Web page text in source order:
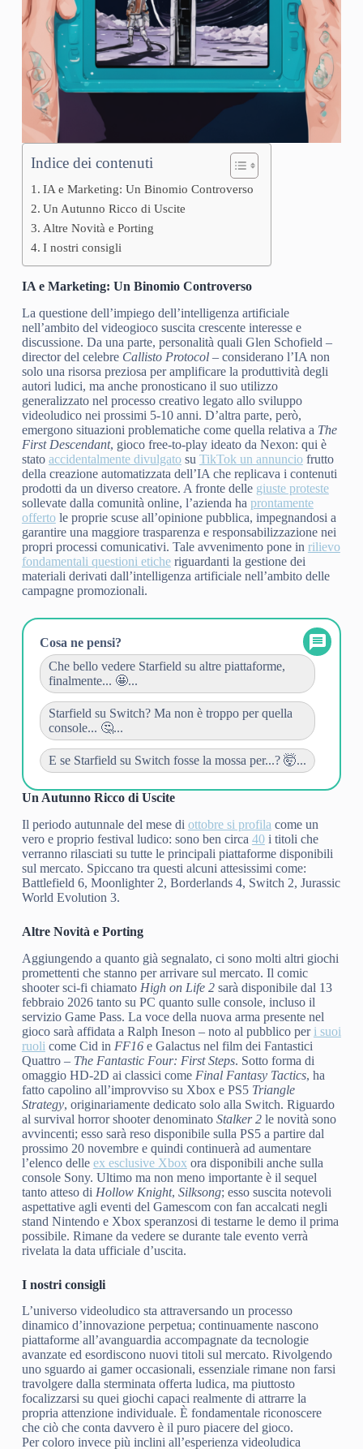
Indice dei contenuti
IA e Marketing: Un Binomio Controverso
Un Autunno Ricco di Uscite
Altre Novità e Porting
I nostri consigli
IA e Marketing: Un Binomio Controverso
La questione dell’impiego dell’intelligenza artificiale
nell’ambito del videogioco suscita crescente interesse e
discussione. Da una parte, personalità quali Glen Schofield –
director del celebre Callisto Protocol– considerano l’IA non
solo una risorsa preziosa per amplificare la produttività degli
autori ludici, ma anche pronosticano il suo utilizzo
generalizzato nel processo creativo legato allo sviluppo
videoludico nei prossimi 5-10 anni. D’altra parte, però,
emergono situazioni problematiche come quella relativa a The
First Descendant, gioco free-to-play ideato da Nexon: qui è
stato accidentalmente divulgatosu TikTok un annunciofrutto
della creazione automatizzata dell’IA che replicava i contenuti
prodotti da un diverso creatore. A fronte delle giuste proteste
sollevate dalla comunità online, l’azienda ha prontamente
offertole proprie scuse all’opinione pubblica, impegnandosi a
garantire una maggiore trasparenza e responsabilizzazione nei
propri processi comunicativi. Tale avvenimento pone in rilievo
fondamentali questioni eticheriguardanti la gestione dei
materiali derivati dall’intelligenza artificiale nell’ambito delle
campagne promozionali.
Cosa ne pensi?
Che bello vedere Starfield su altre piattaforme,
finalmente... 🤩...
Starfield su Switch? Ma non è troppo per quella
console... 🤔...
E se Starfield su Switch fosse la mossa per...? 🤯...
Un Autunno Ricco di Uscite
Il periodo autunnale del mese di ottobre si profila come un
vero e proprio festival ludico: sono ben circa 40i titoli che
verranno rilasciati su tutte le principali piattaforme disponibili
sul mercato. Spiccano tra questi alcuni attesissimi come:
Battlefield 6, Moonlighter 2, Borderlands 4, Switch 2, Jurassic
World Evolution 3.
Altre Novità e Porting
Aggiungendo a quanto già segnalato, ci sono molti altri giochi
promettenti che stanno per arrivare sul mercato. Il comic
shooter sci-fi chiamato High on Life 2sarà disponibile dal 13
febbraio 2026 tanto su PC quanto sulle console, incluso il
servizio Game Pass. La voce della nuova arma presente nel
gioco sarà affidata a Ralph Ineson – noto al pubblico per i suoi
ruoli come Cid in FF16e Galactus nel film dei Fantastici
Quattro – The Fantastic Four: First Steps. Sotto forma di
omaggio HD-2D ai classici come Final Fantasy Tactics, ha
fatto capolino all’improvviso su Xbox e PS5 Triangle
Strategy, originariamente dedicato solo alla Switch. Riguardo
al survival horror shooter denominato Stalker 2le novità sono
avvincenti; esso sarà reso disponibile sulla PS5 a partire dal
prossimo 20 novembre e quindi continuerà ad aumentare
l’elenco delle ex esclusive Xbox ora disponibili anche sulla
console Sony. Ultimo ma non meno importante è il sequel
tanto atteso di Hollow Knight, Silksong; esso suscita notevoli
aspettative agli eventi del Gamescom con fan accalcati negli
stand Nintendo e Xbox speranzosi di testarne le demo il prima
possibile. Rimane da vedere se durante tale evento verrà
rivelata la data ufficiale d’uscita.
I nostri consigli
L’universo videoludico sta attraversando un processo
dinamico d’innovazione perpetua; continuamente nascono
piattaforme all’avanguardia accompagnate da tecnologie
avanzate ed esordiscono nuovi titoli sul mercato. Rivolgendo
uno sguardo ai gamer occasionali, essenziale rimane non farsi
travolgere dalla sterminata offerta ludica, ma piuttosto
focalizzarsi su quei giochi capaci realmente di attrarre la
propria attenzione individuale. È fondamentale riconoscere
che ciò che conta davvero è il puro piacere del gioco.
Per coloro invece più inclini all’esperienza videoludica